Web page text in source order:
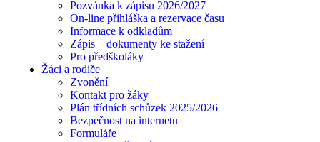
Pozvánka k zápisu 2026/2027
On-line přihláška a rezervace času
Informace k odkladům
Zápis – dokumenty ke stažení
Pro předškoláky
Žáci a rodiče
Zvonění
Kontakt pro žáky
Plán třídních schůzek 2025/2026
Bezpečnost na internetu
Formuláře